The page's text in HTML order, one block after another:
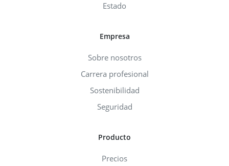
Estado
Empresa
Sobre nosotros
Carrera profesional
Sostenibilidad
Seguridad
Producto
Precios